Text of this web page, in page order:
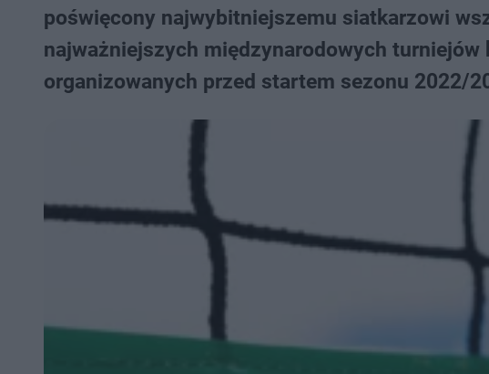
poświęcony najwybitniejszemu siatkarzowi
najważniejszych międzynarodowych
organizowanych przed startem sezonu 2022/